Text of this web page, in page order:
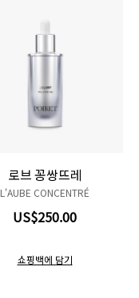
로브 꽁쌍뜨레
L'AUBE CONCENTRÉ
US$250.00
쇼핑백에 담기